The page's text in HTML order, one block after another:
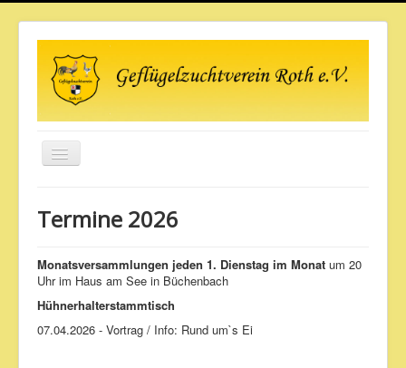
Toggle
Wir über uns
Unsere Tiere
Termine
Veranstaltungen
Termine 2026
Monatsversammlungen jeden 1. Dienstag im Monat um 20
Uhr im Haus am See in Büchenbach
Hühnerhalterstammtisch
07.04.2026 - Vortrag / Info: Rund um`s Ei